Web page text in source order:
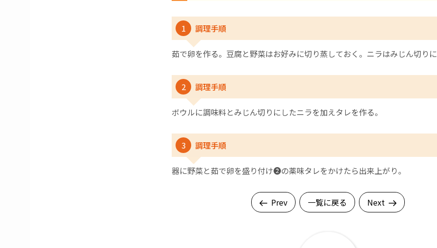
1 調理手順
茹で卵を作る。豆腐と野菜はお好みに切り蒸しておく。ニラはみじん切り
2 調理手順
ボウルに調味料とみじん切りにしたニラを加えタレを作る。
3 調理手順
器に野菜と茹で卵を盛り付け❷の薬味タレをかけたら出来上がり。
Prev 一覧に戻る Next